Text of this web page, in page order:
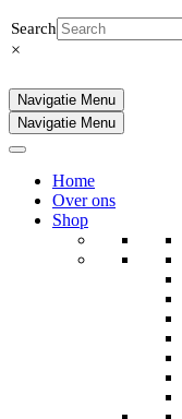
Search
×
Navigatie Menu
Navigatie Menu
Home
Over ons
Shop